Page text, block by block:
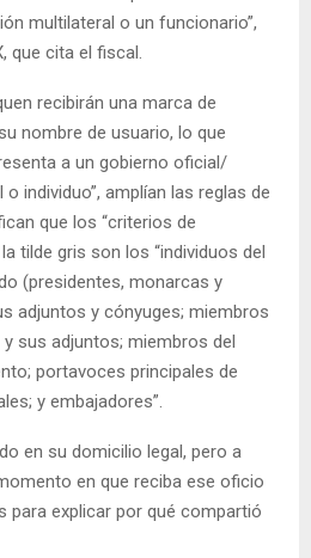
multilateral o un funcionario”,
que cita el fiscal.
recibirán una marca de
nombre de usuario, lo que
a un gobierno oficial/
individuo”, amplían las reglas de
que los “criterios de
tilde gris son los “individuos del
(presidentes, monarcas y
adjuntos y cónyuges; miembros
sus adjuntos; miembros del
portavoces principales de
y embajadores”.
en su domicilio legal, pero a
en que reciba ese oficio
para explicar por qué compartió